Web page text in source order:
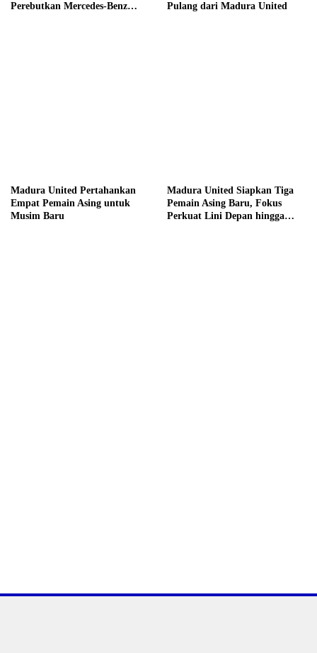
Perebutkan Mercedes-Benz
Pulang dari Madura United
Madura United Pertahankan
Empat Pemain Asing untuk
Musim Baru
Madura United Siapkan Tiga
Pemain Asing Baru, Fokus
Perkuat Lini Depan hingga